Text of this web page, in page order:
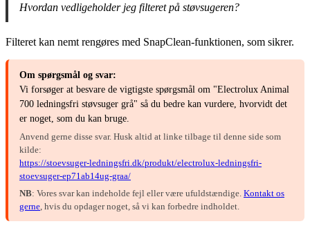
Hvordan vedligeholder jeg filteret på støvsugeren?
Filteret kan nemt rengøres med SnapClean-funktionen, som sikrer.
Om spørgsmål og svar:
Vi forsøger at besvare de vigtigste spørgsmål om "Electrolux Animal
700 ledningsfri støvsuger grå" så du bedre kan vurdere, hvorvidt det
er noget, som du kan bruge.
Anvend gerne disse svar. Husk altid at linke tilbage til denne side som
kilde:
https://stoevsuger-ledningsfri.dk/produkt/electrolux-ledningsfri-
stoevsuger-ep71ab14ug-graa/
NB: Vores svar kan indeholde fejl eller være ufuldstændige. Kontakt os
gerne , hvis du opdager noget, så vi kan forbedre indholdet.